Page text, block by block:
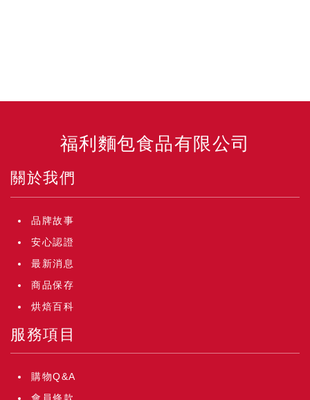
福利麵包食品有限公司
關於我們
品牌故事
安心認證
最新消息
商品保存
烘焙百科
服務項目
購物Q&A